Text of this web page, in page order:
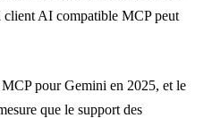
client AI compatible MCP peut
pour Gemini en 2025, et le
que le support des